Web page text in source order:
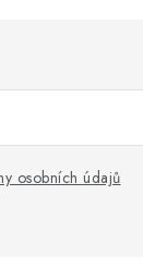
osobních údajů